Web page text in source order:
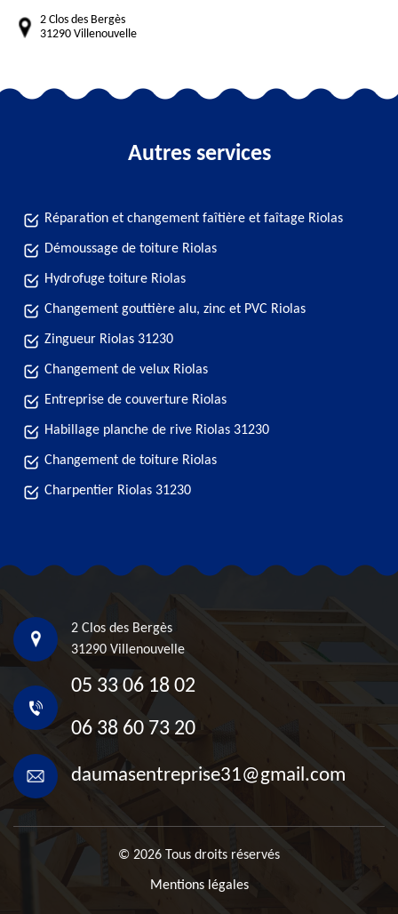
2 Clos des Bergès
31290 Villenouvelle
Autres services
Réparation et changement faîtière et faîtage Riolas
Démoussage de toiture Riolas
Hydrofuge toiture Riolas
Changement gouttière alu, zinc et PVC Riolas
Zingueur Riolas 31230
Changement de velux Riolas
Entreprise de couverture Riolas
Habillage planche de rive Riolas 31230
Changement de toiture Riolas
Charpentier Riolas 31230
2 Clos des Bergès
31290 Villenouvelle
05 33 06 18 02
06 38 60 73 20
daumasentreprise31@gmail.com
© 2026 Tous droits réservés
Mentions légales